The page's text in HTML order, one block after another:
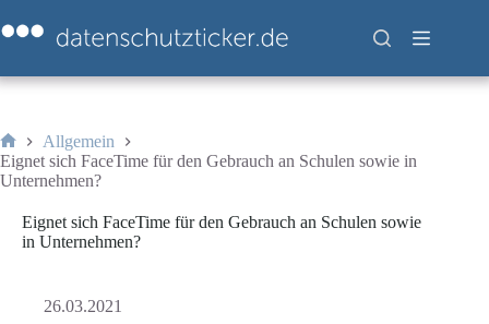
Inhalt
springen
Start
Allgemein
Eignet sich FaceTime für den Gebrauch an Schulen sowie in
Unternehmen?
Eignet sich FaceTime für den Gebrauch an Schulen sowie
in Unternehmen?
26.03.2021